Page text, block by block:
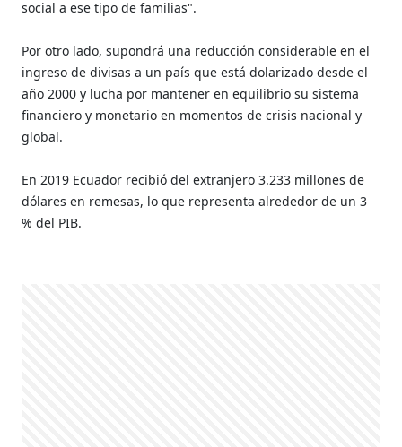
social a ese tipo de familias".
Por otro lado, supondrá una reducción considerable en el
ingreso de divisas a un país que está dolarizado desde el
año 2000 y lucha por mantener en equilibrio su sistema
financiero y monetario en momentos de crisis nacional y
global.
En 2019 Ecuador recibió del extranjero 3.233 millones de
dólares en remesas, lo que representa alrededor de un 3
% del PIB.